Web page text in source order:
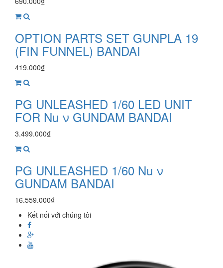
OPTION PARTS SET GUNPLA 19
(FIN FUNNEL) BANDAI
419.000₫
PG UNLEASHED 1/60 LED UNIT
FOR Nu ν GUNDAM BANDAI
3.499.000₫
PG UNLEASHED 1/60 Nu ν
GUNDAM BANDAI
16.559.000₫
Kết nối với chúng tôi